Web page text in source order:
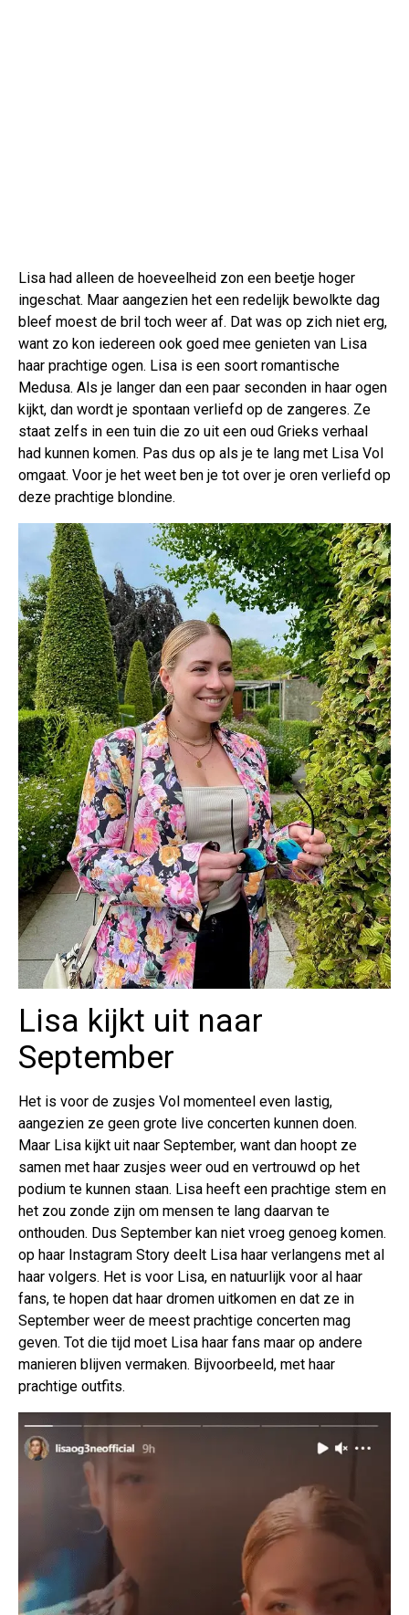
Lisa had alleen de hoeveelheid zon een beetje hoger
ingeschat. Maar aangezien het een redelijk bewolkte dag
bleef moest de bril toch weer af. Dat was op zich niet erg,
want zo kon iedereen ook goed mee genieten van Lisa
haar prachtige ogen. Lisa is een soort romantische
Medusa. Als je langer dan een paar seconden in haar ogen
kijkt, dan wordt je spontaan verliefd op de zangeres. Ze
staat zelfs in een tuin die zo uit een oud Grieks verhaal
had kunnen komen. Pas dus op als je te lang met Lisa Vol
omgaat. Voor je het weet ben je tot over je oren verliefd op
deze prachtige blondine.
Lisa kijkt uit naar
September
Het is voor de zusjes Vol momenteel even lastig,
aangezien ze geen grote live concerten kunnen doen.
Maar Lisa kijkt uit naar September, want dan hoopt ze
samen met haar zusjes weer oud en vertrouwd op het
podium te kunnen staan. Lisa heeft een prachtige stem en
het zou zonde zijn om mensen te lang daarvan te
onthouden. Dus September kan niet vroeg genoeg komen.
op haar Instagram Story deelt Lisa haar verlangens met al
haar volgers. Het is voor Lisa, en natuurlijk voor al haar
fans, te hopen dat haar dromen uitkomen en dat ze in
September weer de meest prachtige concerten mag
geven. Tot die tijd moet Lisa haar fans maar op andere
manieren blijven vermaken. Bijvoorbeeld, met haar
prachtige outfits.